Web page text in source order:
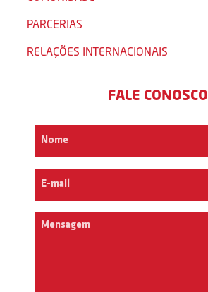
PARCERIAS
RELAÇÕES INTERNACIONAIS
FALE CONOSCO